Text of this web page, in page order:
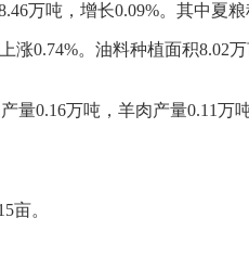
万吨，增长0.09%。其中夏
0.74%。油料种植面积8.02
量0.16万吨，羊肉产量0.11万
亩。